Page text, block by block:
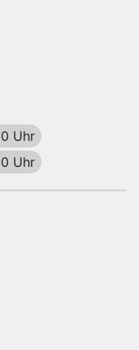
Uhr
Uhr